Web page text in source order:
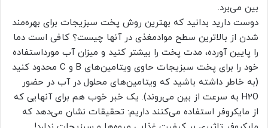
بین می‌برد.
دوست دارید بدانید که بهترین روش پخت سبزیجات برای بهره‌مند
شدن از بالاترین سطح موادمغذی در آنها چیست؟ کافی است دما
را پایین آورده، مدت پخت را بیشتر کنید و میزان آب مورداستفاده
خود را برای پخت سبزیجات حاوی ویتامین‌های B و C محدود کنید
(به خاطر داشته باشید که ویتامین‌های محلول در آب در حضور
H2O به سرعت از بین می‌روند). یک خبر خوب هم برای آنهایی که
از مایکروفر استفاده می‌کنند داریم: تحقیقات نشان می‌دهد که